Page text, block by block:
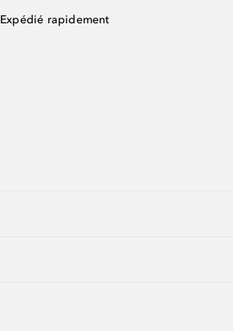
Expédié rapidement